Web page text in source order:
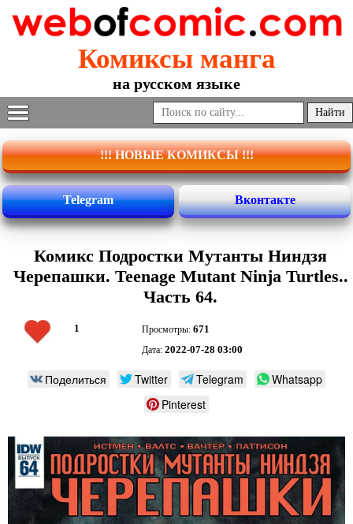
Комиксы манга
на русском языке
!!! НОВЫЕ КОМИКСЫ !!!
Telegram Вконтакте
Комикс Подростки Мутанты Ниндзя
Черепашки. Teenage Mutant Ninja Turtles..
Часть 64.
1 Просмотры: 671
Дата: 2022-07-28 03:00
Поделиться Twitter Telegram
Whatsapp
Pinterest